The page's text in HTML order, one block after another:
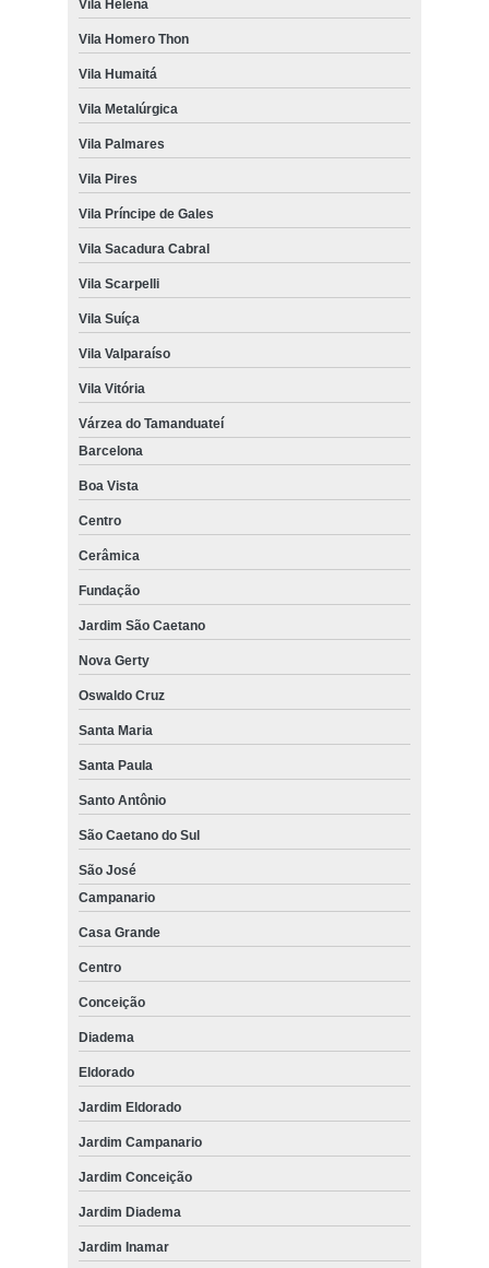
Vila Helena
Vila Homero Thon
Vila Humaitá
Vila Metalúrgica
Vila Palmares
Vila Pires
Vila Príncipe de Gales
Vila Sacadura Cabral
Vila Scarpelli
Vila Suíça
Vila Valparaíso
Vila Vitória
Várzea do Tamanduateí
Barcelona
Boa Vista
Centro
Cerâmica
Fundação
Jardim São Caetano
Nova Gerty
Oswaldo Cruz
Santa Maria
Santa Paula
Santo Antônio
São Caetano do Sul
São José
Campanario
Casa Grande
Centro
Conceição
Diadema
Eldorado
Jardim Eldorado
Jardim Campanario
Jardim Conceição
Jardim Diadema
Jardim Inamar